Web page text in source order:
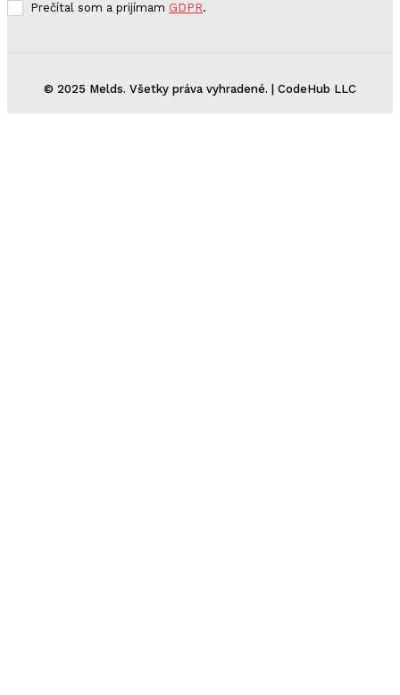
Prečítal som a prijímam GDPR.
© 2025 Melds. Všetky práva vyhradené. | CodeHub LLC